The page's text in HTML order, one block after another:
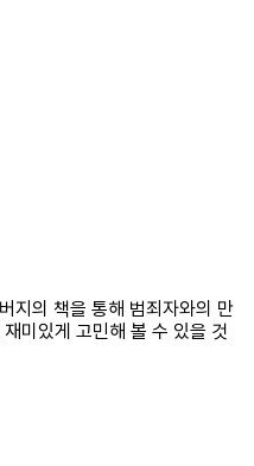
지의 책을 통해 범죄자와의 만
미있게 고민해 볼 수 있을 것